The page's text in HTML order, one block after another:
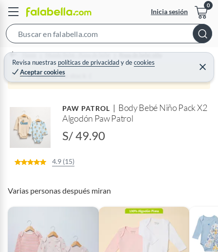
Inicia sesión
e
a
c
a
Revisa nuestras políticas de privacidadydecookies
Aceptar cookies
C
e
r
Home Mundo Bebé - Ropa de bebé Ropa de bebé niño
Producto sin stock :(
PAW PATROL
Body Bebé Niño Pack X2
Algodón Paw Patrol
S/ 49.90
4.9 (15)
Varias personas después miran